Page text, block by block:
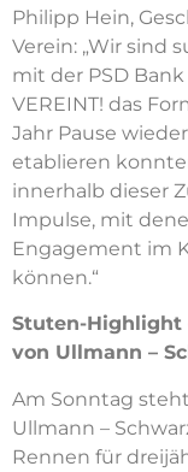
Philipp Hein,
Verein: „Wir sind
mit der PSD
VEREINT! das
Jahr Pause
etablieren
innerhalb dieser
Impulse, mit
Engagement im
können.“
Stuten-Highlight
von Ullmann –
Am Sonntag
Ullmann –
Rennen für